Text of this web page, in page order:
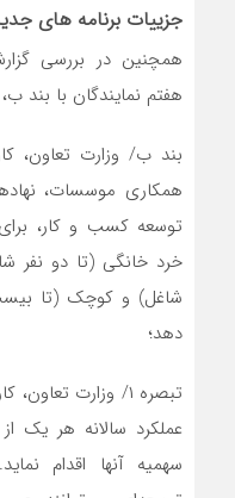
جزییات برنامه های
همچنین در بررسی
هفتم نمایندگان با بند ب، تبصره ۱ و ۲ ماده ۶
بند ب/ وزارت تعاون،
همکاری موسسات،
توسعه کسب و کار،
خرد خانگی (تا دو نفر
شاغل) و کوچک (تا بیست
دهد؛
تبصره ۱/ وزارت
عملکرد سالانه هر یک
سهمیه آنها اقدام